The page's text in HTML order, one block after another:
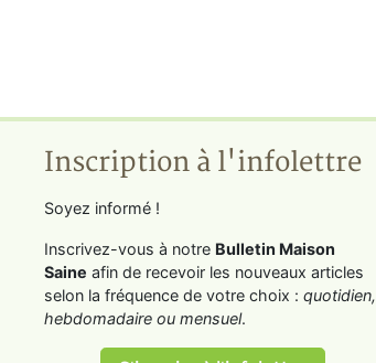
Inscription à l'infolettre
Soyez informé !
Inscrivez-vous à notre Bulletin Maison
Saine afin de recevoir les nouveaux articles
selon la fréquence de votre choix : quotidien,
hebdomadaire ou mensuel.